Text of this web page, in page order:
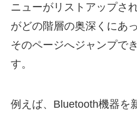
ニューがリストアップさ
がどの階層の奥深くにあ
そのページへジャンプで
す。
例えば、Bluetooth機器を